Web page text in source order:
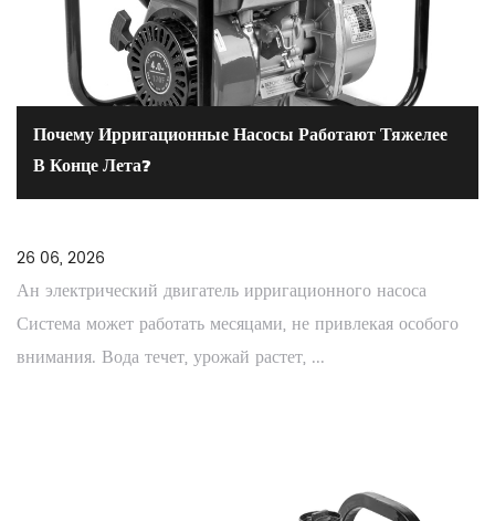
Почему Ирригационные Насосы Работают Тяжелее
В Конце Лета?
26 06, 2026
Ан электрический двигатель ирригационного насоса
Система может работать месяцами, не привлекая особого
внимания. Вода течет, урожай растет, ...